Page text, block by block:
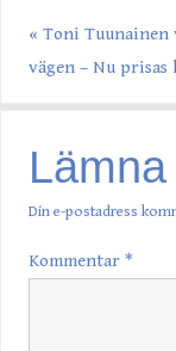
« Toni Tuunainen
vägen – Nu prisas
Din e-postadress
Kommentar *